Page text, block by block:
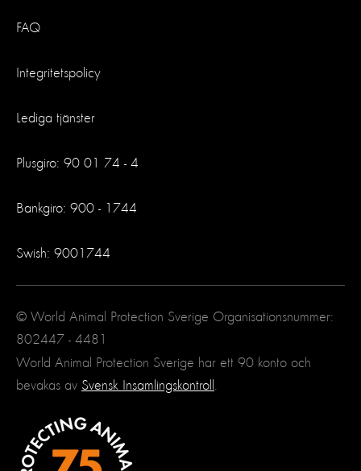
FAQ
Integritetspolicy
Lediga tjänster
Plusgiro: 90 01 74 - 4
Bankgiro: 900 - 1744
Swish: 9001744
© World Animal Protection Sverige Organisationsnummer:
802447 - 4481
World Animal Protection Sverige har ett 90 konto och
bevakas av Svensk Insamlingskontroll